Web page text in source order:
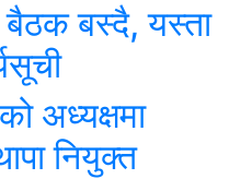
बैठक बस्दै, यस्ता
अध्यक्षमा
नियुक्त